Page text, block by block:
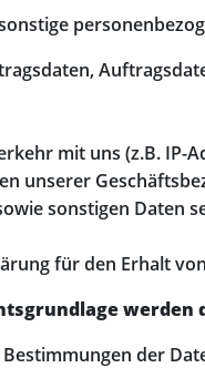
mit uns (z.B. IP-
unserer
sonstigen Daten
für den Erhalt
werden
der